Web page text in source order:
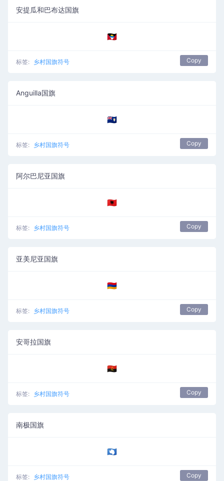
安提瓜和巴布达国旗
🇦🇬
标签: 乡村国旗符号 Copy
Anguilla国旗
🇦🇮
标签: 乡村国旗符号 Copy
阿尔巴尼亚国旗
🇦🇱
标签: 乡村国旗符号 Copy
亚美尼亚国旗
🇦🇲
标签: 乡村国旗符号 Copy
安哥拉国旗
🇦🇴
标签: 乡村国旗符号 Copy
南极国旗
🇦🇶
标签: 乡村国旗符号 Copy